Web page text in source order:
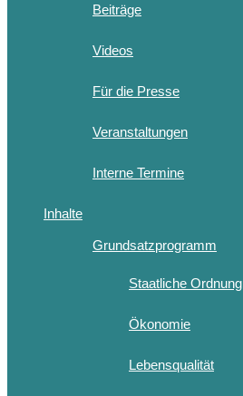
Beiträge
Videos
Für die Presse
Veranstaltungen
Interne Termine
Inhalte
Grundsatzprogramm
Staatliche Ordnung
Ökonomie
Lebensqualität